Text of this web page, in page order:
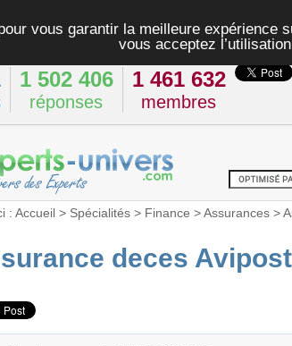
vous garantir la meilleure
vous acceptez
1 502 406
réponses
1 461 632
membres
: Accueil> Spécialités> Finance >Assurances>
deces